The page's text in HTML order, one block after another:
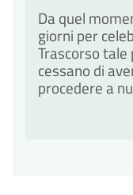
Da quel
giorni per
Trascorso tale
cessano di
procedere a